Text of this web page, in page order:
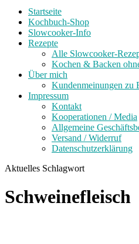
Startseite
Kochbuch-Shop
Slowcooker-Info
Rezepte
Alle Slowcooker-
Kochen & Backen
Über mich
Kundenmeinungen zu
Impressum
Kontakt
Kooperationen / Media
Allgemeine
Versand / Widerruf
Datenschutzerklärung
Aktuelles Schlagwort
Schweinefleisch